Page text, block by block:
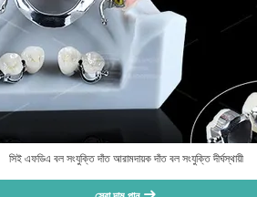
সিই এফডিএ বল সংযুক্তি দাঁত আরামদায়ক দাঁত বল সংযুক্তি দীর্ঘস্থায়ী